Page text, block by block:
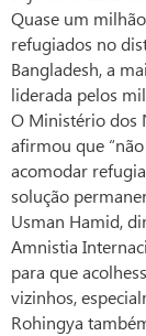
Quase um
refugiados no
Bangladesh, a
liderada pelos
O Ministério dos
afirmou que
acomodar
solução
Usman Hamid,
Amnistia
para que
vizinhos,
Rohingya